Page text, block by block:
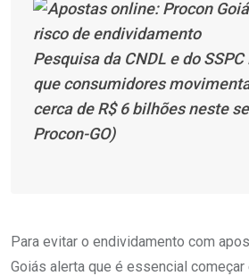
Pesquisa da CNDL e do
que consumidores
cerca de R$ 6 bilhões neste
Procon-GO)
Para evitar o endividamento com
Goiás alerta que é essencial